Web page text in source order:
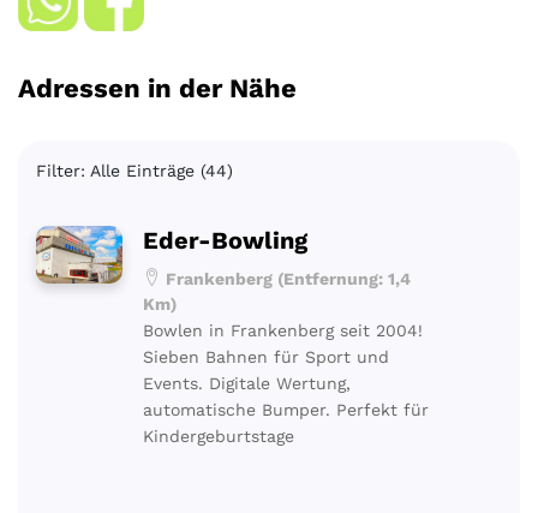
Adressen in der Nähe
Filter: Alle Einträge (44)
Eder-Bowling
Frankenberg (Entfernung: 1,4
Km)
Bowlen in Frankenberg seit 2004!
Sieben Bahnen für Sport und
Events. Digitale Wertung,
automatische Bumper. Perfekt für
Kindergeburtstage